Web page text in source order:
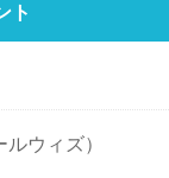
ト
ウィズ）